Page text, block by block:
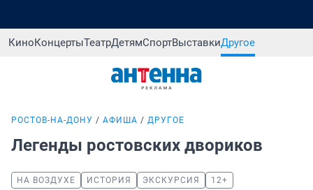
КиноКонцертыТеатрДетямСпортВыставкиДругое
РОСТОВ-НА-ДОНУ АФИША ДРУГОЕ
Легенды ростовских двориков
НА ВОЗДУХЕ ИСТОРИЯ ЭКСКУРСИЯ 12+